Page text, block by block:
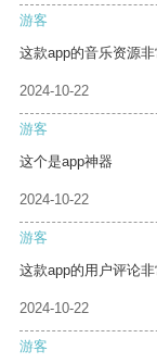
游客
这款app的音乐资源
2024-10-22
游客
这个是app神器
2024-10-22
游客
这款app的用户评论
2024-10-22
游客